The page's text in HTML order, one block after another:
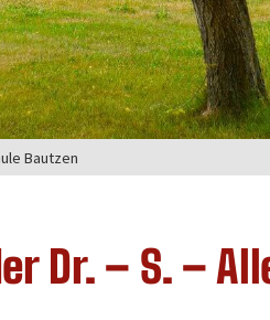
Bautzen
Dr. – S. –